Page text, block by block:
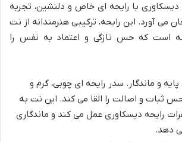
8×4 مدل دیسکاوری با رایحه ای خاص و دلنشین، تجربه
می آورد. این رایحه، ترکیبی هنرمندانه از نت
است که حس تازگی و اعتماد به نفس را
و ماندگار. سدر رایحه ای چوبی، گرم و
ثبات و اصالت را القا می کند. این نت به
رایحه دیسکاوری عمل می کند و ماندگاری
دهد.